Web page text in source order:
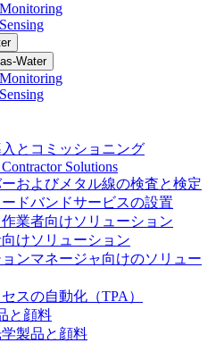
Water
とコミッショニング
Solutions
およびメタル線の検査と検定
ドバンドサービスの設置
業者向けソリューション
けソリューション
ンマネージャ向けのソリュー
スの自動化（TPA）
と顔料
製品と顔料